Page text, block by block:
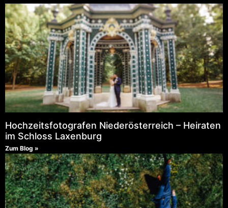
Hochzeitsfotografen Niederösterreich – Heiraten
im Schloss Laxenburg
Zum Blog »